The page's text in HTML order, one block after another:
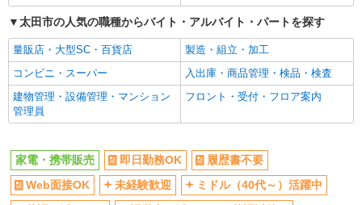
ピアスOK
車通勤OK
バイク通勤OK
交通費支給
社会保険あり
入社祝い金あり
各種手当（家族・役職・インセン
ティブなど）あり
制服貸与
社員登用あり
同じ職種から求人を探す
販売・接客サービス
太田市の人気の職種からバイト・アルバイト・パートを探す
量販店・大型SC・百貨店
製造・組立・加工
コンビニ・スーパー
入出庫・商品管理・検品・検査
建物管理・設備管理・マンション
管理員
フロント・受付・フロア案内
家電・携帯販売 即日勤務OK
履歴書不要
Web面接OK
未経験歓迎
ミドル（40代～）活躍中